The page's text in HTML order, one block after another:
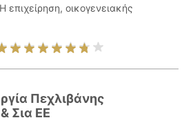
επιχείρηση, οικογενειακής
Πεχλιβάνης
Σια ΕΕ